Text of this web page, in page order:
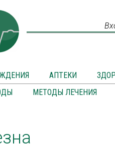
АПТЕКИ
МЕТОДЫ ЛЕЧЕНИЯ